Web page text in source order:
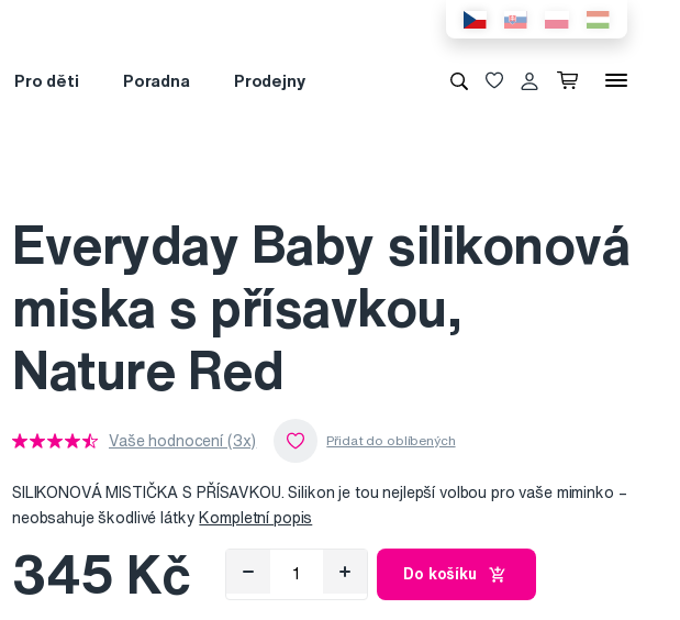
Pro děti Poradna Prodejny
Everyday Baby silikonová
miska s přísavkou,
Nature Red
Vaše hodnocení (3x)
SILIKONOVÁ MISTIČKA S PŘÍSAVKOU. Silikon je tou nejlepší volbou pro vaše miminko –
neobsahuje škodlivé látky Kompletní popis
345 Kč Do košíku